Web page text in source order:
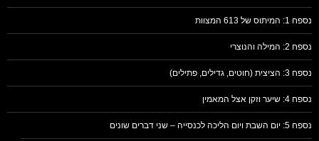
נספח 1: המיתוס של 613 המצוות
נספח 2: המילה והנוצרי
נספח 3: הציצית (חוטים, גדילים, פתילים)
נספח 4: שיער וזקן אצל המאמין
נספח 5: יום השבת ויום הליכה לכנסייה – שני דברים שונים